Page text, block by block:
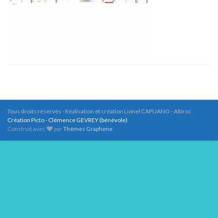
Tous droits réservés - Réalisation et création Lionel CAPUANO - Altiroc
Création Picto - Clémence GEVREY (bénévole)
Construit avec
parThèmes Graphene